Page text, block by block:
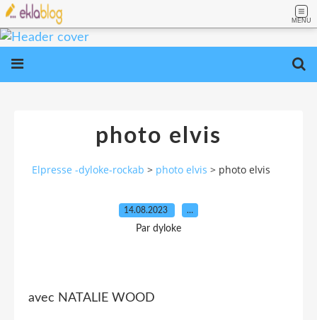
MENU
photo elvis
Elpresse -dyloke-rockab > photo elvis > photo elvis
14.08.2023 …
Par dyloke
avec NATALIE WOOD